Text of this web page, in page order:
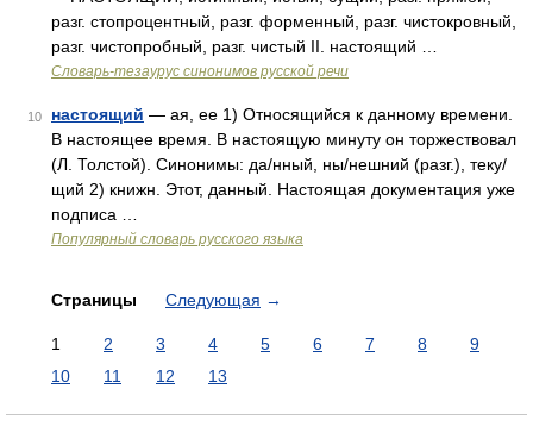
разг. стопроцентный, разг. форменный, разг. чистокровный,
разг. чистопробный, разг. чистый II. настоящий …
Словарь-тезаурус синонимов русской речи
10 настоящий — ая, ее 1) Относящийся к данному времени.
В настоящее время. В настоящую минуту он торжествовал
(Л. Толстой). Синонимы: да/нный, ны/нешний (разг.), теку/
щий 2) книжн. Этот, данный. Настоящая документация уже
подписа …
Популярный словарь русского языка
Страницы Следующая →
1 2 3 4 5 6 7 8
9
10
11 12 13